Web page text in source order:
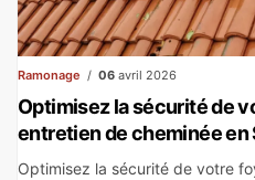
Ramonage 06 avril 2026
Optimisez la sécurité de
entretien de cheminée
Optimisez la sécurité de votre